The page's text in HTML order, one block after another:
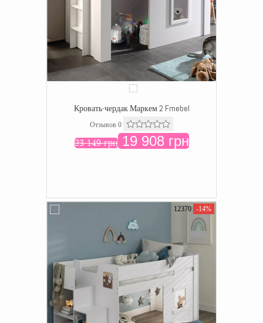
Кровать-чердак Маркем 2 Fmebel
Отзывов 0
23 149 грн19 908 грн
12370 -14%